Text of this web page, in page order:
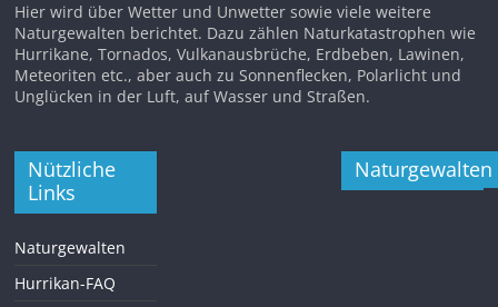
Hier wird über Wetter und Unwetter sowie viele weitere
Naturgewalten berichtet. Dazu zählen Naturkatastrophen wie
Hurrikane, Tornados, Vulkanausbrüche, Erdbeben, Lawinen,
Meteoriten etc., aber auch zu Sonnenflecken, Polarlicht und
Unglücken in der Luft, auf Wasser und Straßen.
Nützliche
Links
Naturgewalten
Hurrikan-FAQ
Naturgewalten